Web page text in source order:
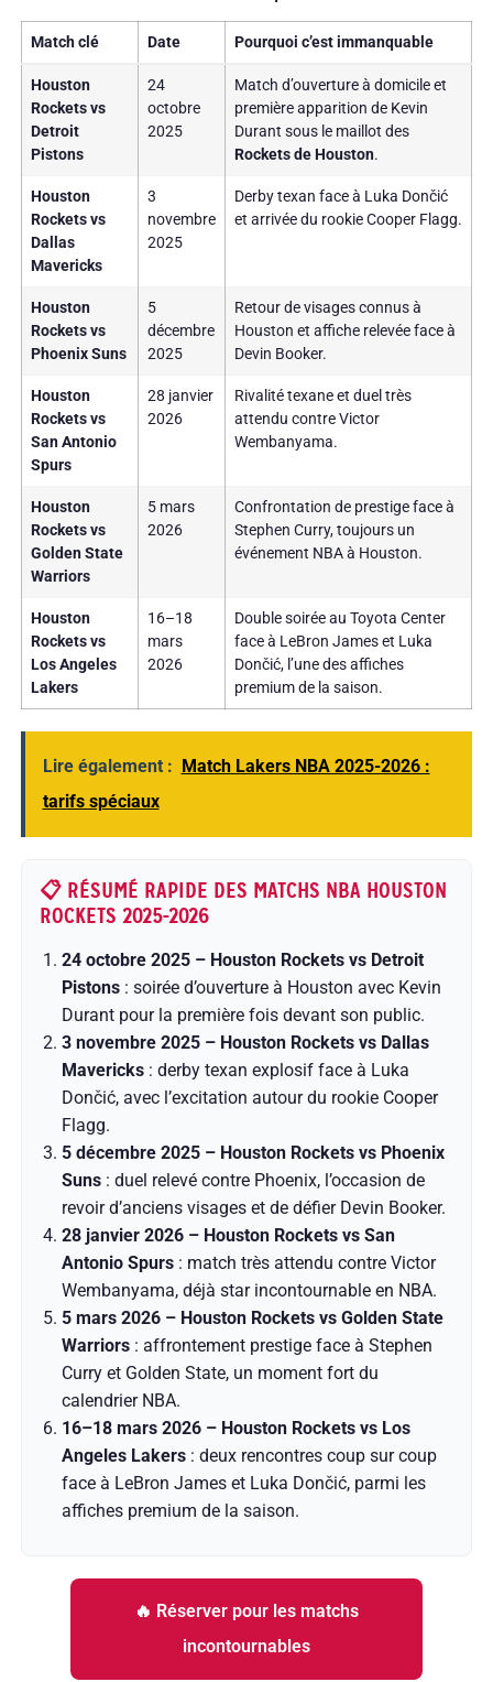
Match clé Date Pourquoi c’est immanquable
Houston
Rockets vs
Detroit
Pistons
24
octobre
2025
Match d’ouverture à domicile et
première apparition de Kevin
Durant sous le maillot des
Rockets de Houston.
Houston
Rockets vs
Dallas
Mavericks
3
novembre
2025
Derby texan face à Luka Dončić
et arrivée du rookie Cooper Flagg.
Houston
Rockets vs
Phoenix Suns
5
décembre
2025
Retour de visages connus à
Houston et affiche relevée face à
Devin Booker.
Houston
Rockets vs
San Antonio
Spurs
28 janvier
2026
Rivalité texane et duel très
attendu contre Victor
Wembanyama.
Houston
Rockets vs
Golden State
Warriors
5 mars
2026
Confrontation de prestige face à
Stephen Curry, toujours un
événement NBA à Houston.
Houston
Rockets vs
Los Angeles
Lakers
16–18
mars
2026
Double soirée au Toyota Center
face à LeBron James et Luka
Dončić, l’une des affiches
premium de la saison.
Lire également : Match Lakers NBA 2025-2026 :
tarifs spéciaux
📋 RÉSUMÉ RAPIDE DES MATCHS NBA HOUSTON
ROCKETS 2025-2026
24 octobre 2025 – Houston Rockets vs Detroit
Pistons: soirée d’ouverture à Houston avec Kevin
Durant pour la première fois devant son public.
3 novembre 2025 – Houston Rockets vs Dallas
Mavericks: derby texan explosif face à Luka
Dončić, avec l’excitation autour du rookie Cooper
Flagg.
5 décembre 2025 – Houston Rockets vs Phoenix
Suns: duel relevé contre Phoenix, l’occasion de
revoir d’anciens visages et de défier Devin Booker.
28 janvier 2026 – Houston Rockets vs San
Antonio Spurs: match très attendu contre Victor
Wembanyama, déjà star incontournable en NBA.
5 mars 2026 – Houston Rockets vs Golden State
Warriors: affrontement prestige face à Stephen
Curry et Golden State, un moment fort du
calendrier NBA.
16–18 mars 2026 – Houston Rockets vs Los
Angeles Lakers: deux rencontres coup sur coup
face à LeBron James et Luka Dončić, parmi les
affiches premium de la saison.
🔥 Réserver pour les matchs
incontournables